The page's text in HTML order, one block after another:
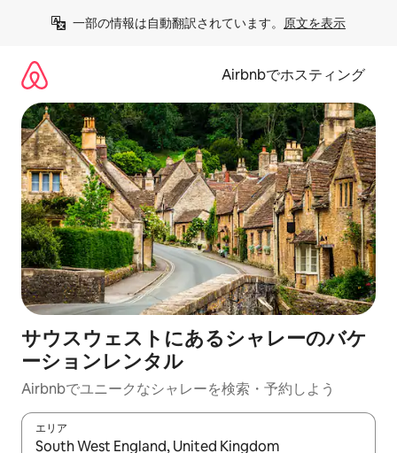
一部の情報は自動翻訳されています。 原文を表示
Airbnbでホスティング
サウスウェストにあるシャレーのバケ
ーションレンタル
Airbnbでユニークなシャレーを検索・予約しよう
エリア
検索結果が表示されたら、上下の矢印キーを使って移動するか